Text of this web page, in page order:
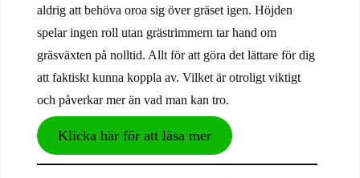
aldrig att behöva oroa sig över gräset igen. Höjden
spelar ingen roll utan grästrimmern tar hand om
gräsväxten på nolltid. Allt för att göra det lättare för dig
att faktiskt kunna koppla av. Vilket är otroligt viktigt
och påverkar mer än vad man kan tro.
Klicka här för att läsa mer